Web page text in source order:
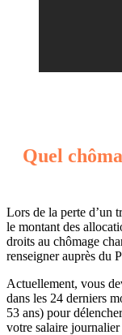
Quel
Lors de la perte d’un
le montant des
droits au chômage
renseigner auprès du
Actuellement, vous
dans les 24 derniers
53 ans) pour
votre salaire